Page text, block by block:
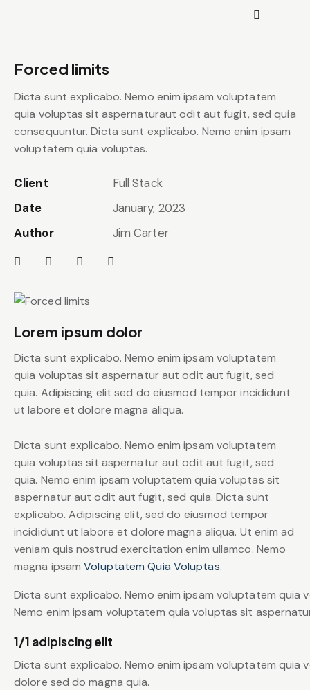
Forced limits
Dicta sunt explicabo. Nemo enim ipsam voluptatem
quia voluptas sit aspernaturaut odit aut fugit, sed quia
consequuntur. Dicta sunt explicabo. Nemo enim ipsam
voluptatem quia voluptas.
Client
Full Stack
Date
January, 2023
Author
Jim Carter
Lorem ipsum dolor
Dicta sunt explicabo. Nemo enim ipsam voluptatem
quia voluptas sit aspernatur aut odit aut fugit, sed
quia. Adipiscing elit sed do eiusmod tempor incididunt
ut labore et dolore magna aliqua.
Dicta sunt explicabo. Nemo enim ipsam voluptatem
quia voluptas sit aspernatur aut odit aut fugit, sed
quia. Nemo enim ipsam voluptatem quia voluptas sit
aspernatur aut odit aut fugit, sed quia. Dicta sunt
explicabo. Adipiscing elit, sed do eiusmod tempor
incididunt ut labore et dolore magna aliqua. Ut enim ad
veniam quis nostrud exercitation enim ullamco. Nemo
magna ipsamVoluptatem Quia Voluptas.
Dicta sunt explicabo. Nemo enim ipsam voluptatem
Nemo enim ipsam voluptatem quia voluptas sit
1/1 adipiscing elit
Dicta sunt explicabo. Nemo enim ipsam voluptatem
dolore sed do magna quia.